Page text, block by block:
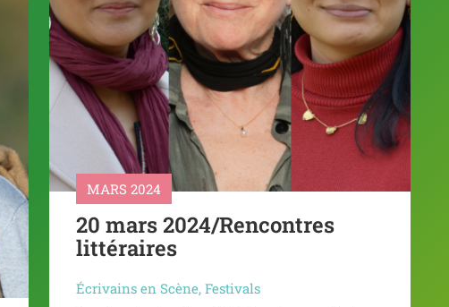
MARS 2024
20 mars 2024/Rencontres
littéraires
Écrivains en Scène, Festivals